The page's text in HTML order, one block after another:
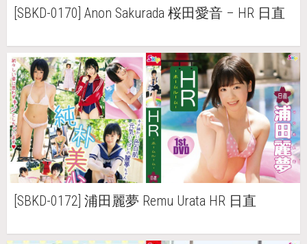
[SBKD-0170] Anon Sakurada 桜田愛音 – HR 日直
[SBKD-0172] 浦田麗夢 Remu Urata HR 日直